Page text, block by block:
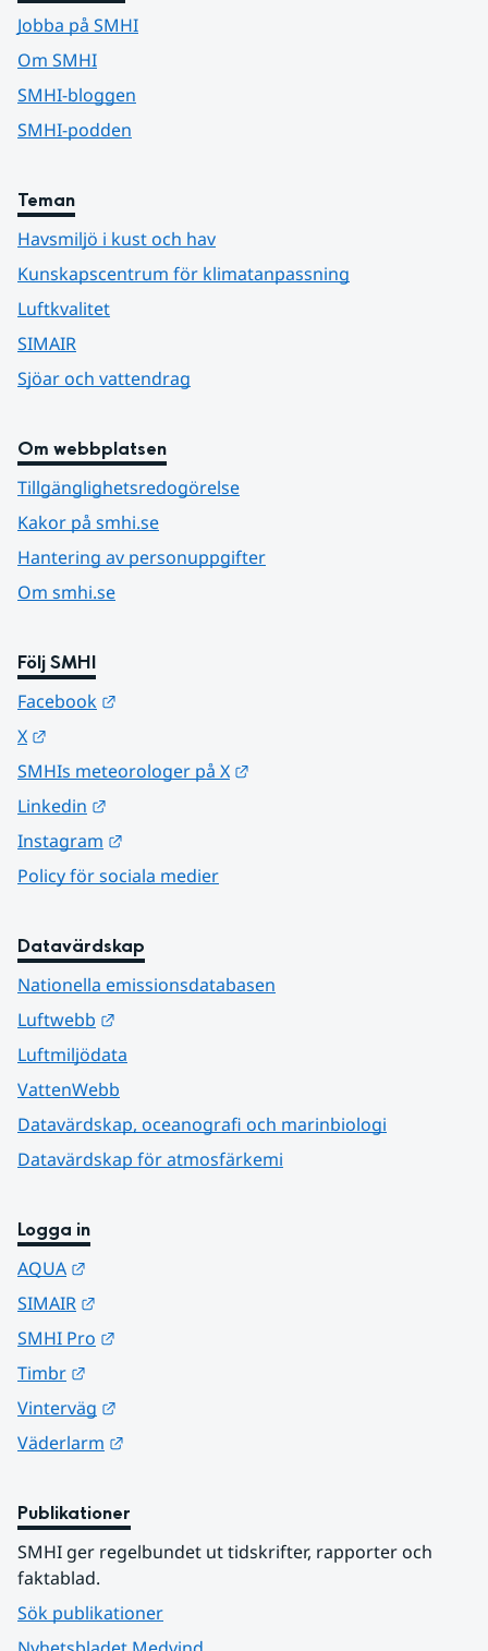
Jobba på SMHI
Om SMHI
SMHI-bloggen
SMHI-podden
Teman
Havsmiljö i kust och hav
Kunskapscentrum för klimatanpassning
Luftkvalitet
SIMAIR
Sjöar och vattendrag
Om webbplatsen
Tillgänglighetsredogörelse
Kakor på smhi.se
Hantering av personuppgifter
Om smhi.se
Följ SMHI
Facebook
X
SMHIs meteorologer på X
Linkedin
Instagram
Policy för sociala medier
Datavärdskap
Nationella emissionsdatabasen
Luftwebb
Luftmiljödata
VattenWebb
Datavärdskap, oceanografi och marinbiologi
Datavärdskap för atmosfärkemi
Logga in
AQUA
SIMAIR
SMHI Pro
Timbr
Vinterväg
Väderlarm
Publikationer
SMHI ger regelbundet ut tidskrifter, rapporter och
faktablad.
Sök publikationer